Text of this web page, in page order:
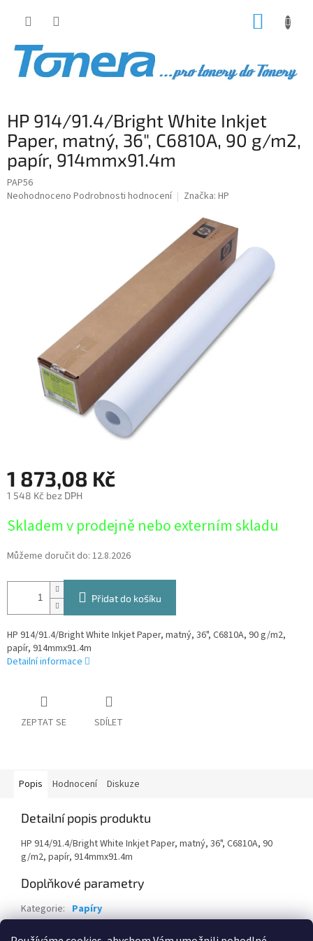
HP 914/91.4/Bright White Inkjet
Paper, matný, 36", C6810A, 90 g/m2,
papír, 914mmx91.4m
PAP56
Průměrné
Neohodnoceno Podrobnosti hodnocení Značka: HP
1 873,08 Kč
1 548 Kč bez DPH
cena:
Skladem v prodejně nebo externím skladu
Můžeme doručit do: 12.8.2026
Přidat do košíku
HP 914/91.4/Bright White Inkjet Paper, matný, 36", C6810A, 90 g/m2,
papír, 914mmx91.4m
Detailní informace
ZEPTAT SE SDÍLET
Popis Hodnocení Diskuze
Detailní popis produktu
HP 914/91.4/Bright White Inkjet Paper, matný, 36", C6810A, 90
g/m2, papír, 914mmx91.4m
Doplňkové parametry
Kategorie: Papíry